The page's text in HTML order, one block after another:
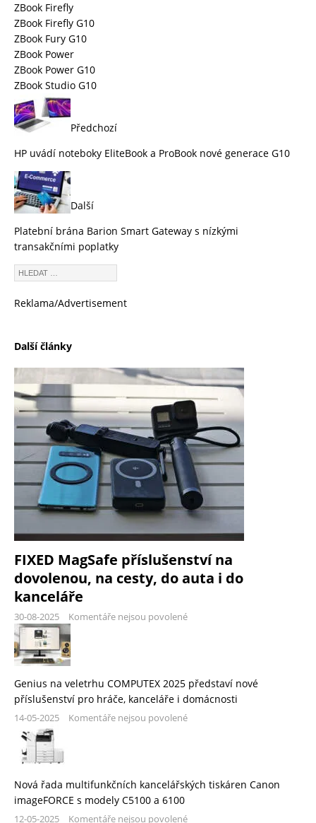
ZBook Firefly
ZBook Firefly G10
ZBook Fury G10
ZBook Power
ZBook Power G10
ZBook Studio G10
Předchozí
HP uvádí noteboky EliteBook a ProBook nové generace G10
Další
Platební brána Barion Smart Gateway s nízkými
transakčními poplatky
Reklama/Advertisement
Další články
FIXED MagSafe příslušenství na
dovolenou, na cesty, do auta i do
kanceláře
30-08-2025 Komentáře nejsou povolené
Genius na veletrhu COMPUTEX 2025 představí nové
příslušenství pro hráče, kanceláře i domácnosti
14-05-2025 Komentáře nejsou povolené
Nová řada multifunkčních kancelářských tiskáren Canon
imageFORCE s modely C5100 a 6100
12-05-2025 Komentáře nejsou povolené